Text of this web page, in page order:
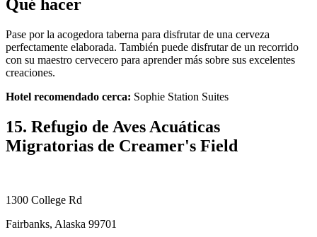
Qué hacer
Pase por la acogedora taberna para disfrutar de una cerveza
perfectamente elaborada. También puede disfrutar de un recorrido
con su maestro cervecero para aprender más sobre sus excelentes
creaciones.
Hotel recomendado cerca: Sophie Station Suites
15. Refugio de Aves Acuáticas
Migratorias de Creamer's Field
1300 College Rd
Fairbanks, Alaska 99701